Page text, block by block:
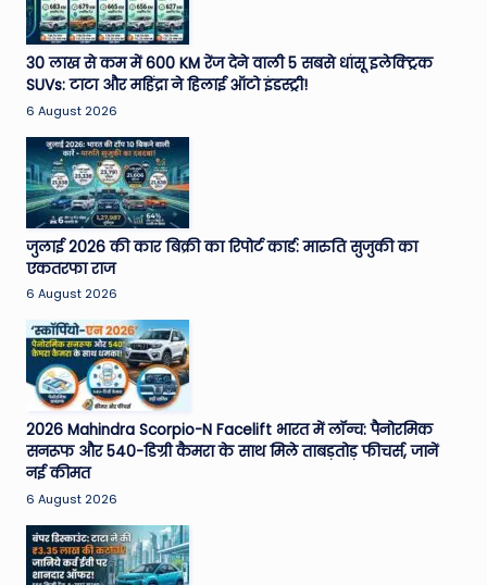
30 लाख से कम में 600 KM रेंज देने वाली 5 सबसे धांसू इलेक्ट्रिक
SUVs: टाटा और महिंद्रा ने हिलाई ऑटो इंडस्ट्री!
6 August 2026
जुलाई 2026 की कार बिक्री का रिपोर्ट कार्ड: मारुति सुजुकी का
एकतरफा राज
6 August 2026
2026 Mahindra Scorpio-N Facelift भारत में लॉन्च: पैनोरमिक
सनरूफ और 540-डिग्री कैमरा के साथ मिले ताबड़तोड़ फीचर्स, जानें
नई कीमत
6 August 2026